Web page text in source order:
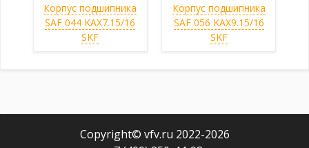
Корпус подшипника
SAF 044 KAX7.15/16
SKF
Корпус подшипника
SAF 056 KAX9.15/16
SKF
Copyright© vfv.ru 2022-2026